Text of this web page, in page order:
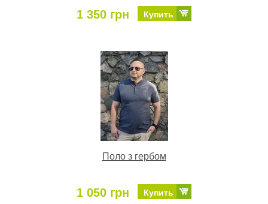
1 350 грн Купить
Поло з гербом
1 050 грн Купить